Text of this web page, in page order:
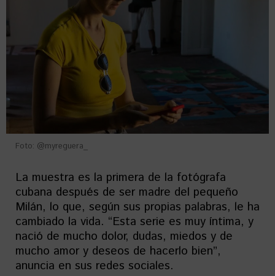
Foto: @myreguera_
La muestra es la primera de la fotógrafa
cubana después de ser madre del pequeño
Milán, lo que, según sus propias palabras, le ha
cambiado la vida. “Esta serie es muy íntima, y
nació de mucho dolor, dudas, miedos y de
mucho amor y deseos de hacerlo bien”,
anuncia en sus redes sociales.